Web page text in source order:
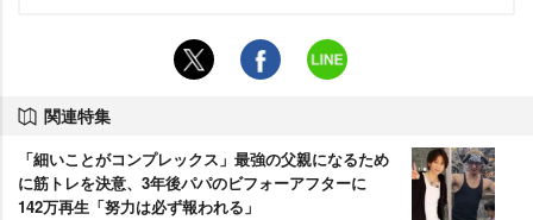
関連特集
「細いことがコンプレックス」最強の父親になるため
に筋トレを決意、3年後パパのビフォーアフターに
142万再生「努力は必ず報われる」